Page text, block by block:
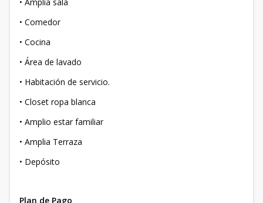
• Comedor
• Cocina
• Área de lavado
• Habitación de servicio.
• Closet ropa blanca
• Amplio estar familiar
• Amplia Terraza
• Depósito
Plan de Pago